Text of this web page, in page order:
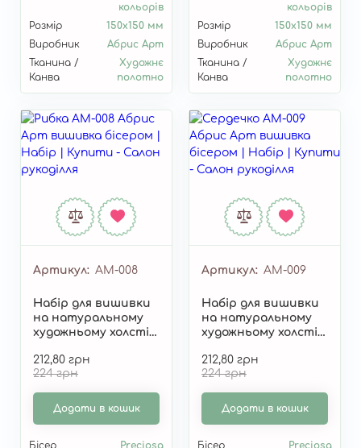
кольорів
Розмір
150x150 мм
Виробник
Абрис Арт
Тканина /
Канва
Художнє
полотно
кольорів
Розмір
150x150 мм
Виробник
Абрис Арт
Тканина /
Канва
Художнє
полотно
Артикул AM-008
Набір для вишивки
на натуральному
художньому холсті
212,80 грн
224 грн
Додати в кошик
Бісер
Preciosa
Артикул AM-009
Набір для вишивки
на натуральному
художньому холсті
212,80 грн
224 грн
Додати в кошик
Бісер
Preciosa